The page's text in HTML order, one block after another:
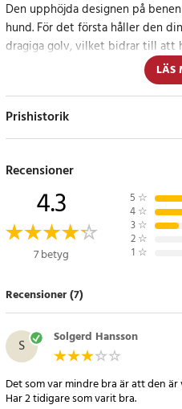
Den upphöjda designen på
hund. För det första håller den
dragiga golv, vilket bidrar till att
det andra hjälper den till att
speciellt viktigt för äldre hundar
Men det bästa av allt är att den
fantastisk ut i ditt hem och
Storlek: Medium
Max kapacitet: 30kg
Mått: 63.5 x 81 x 17 cm
Artikelnummer
LÄS
Prishistorik
Recensioner
4.3
7 betyg
5 ☆
4 ☆
3 ☆
2 ☆
1 ☆
Recensioner (7)
S Solgerd Hansson
Det som var mindre bra är att den
Har 2 tidigare som varit bra.